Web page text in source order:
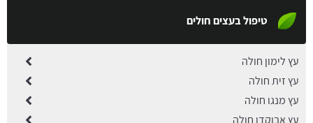
טיפול בעצים חולים
עץ לימון חולה
עץ זית חולה
עץ מנגו חולה
עץ אבוקדו חולה